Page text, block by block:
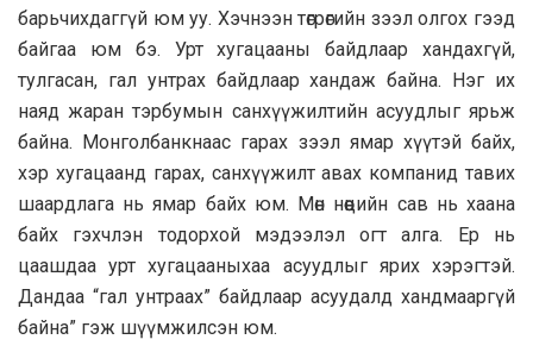
барьчихдаггүй юм уу. Хэчнээн төгрөгийн зээл олгох гээд
байгаа юм бэ. Урт хугацааны байдлаар хандахгүй,
тулгасан, гал унтрах байдлаар хандаж байна. Нэг их
наяд жаран тэрбумын санхүүжилтийн асуудлыг ярьж
байна. Монголбанкнаас гарах зээл ямар хүүтэй байх,
хэр хугацаанд гарах, санхүүжилт авах компанид тавих
шаардлага нь ямар байх юм. Мөн нөөцийн сав нь хаана
байх гэхчлэн тодорхой мэдээлэл огт алга. Ер нь
цаашдаа урт хугацааныхаа асуудлыг ярих хэрэгтэй.
Дандаа “гал унтраах” байдлаар асуудалд хандмааргүй
байна” гэж шүүмжилсэн юм.